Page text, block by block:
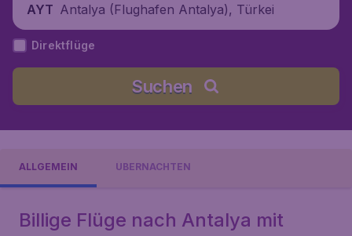
AYT Antalya (Flughafen Antalya), Türkei
Direktflüge
Suchen
ALLGEMEIN ÜBERNACHTEN
Billige Flüge nach Antalya mit